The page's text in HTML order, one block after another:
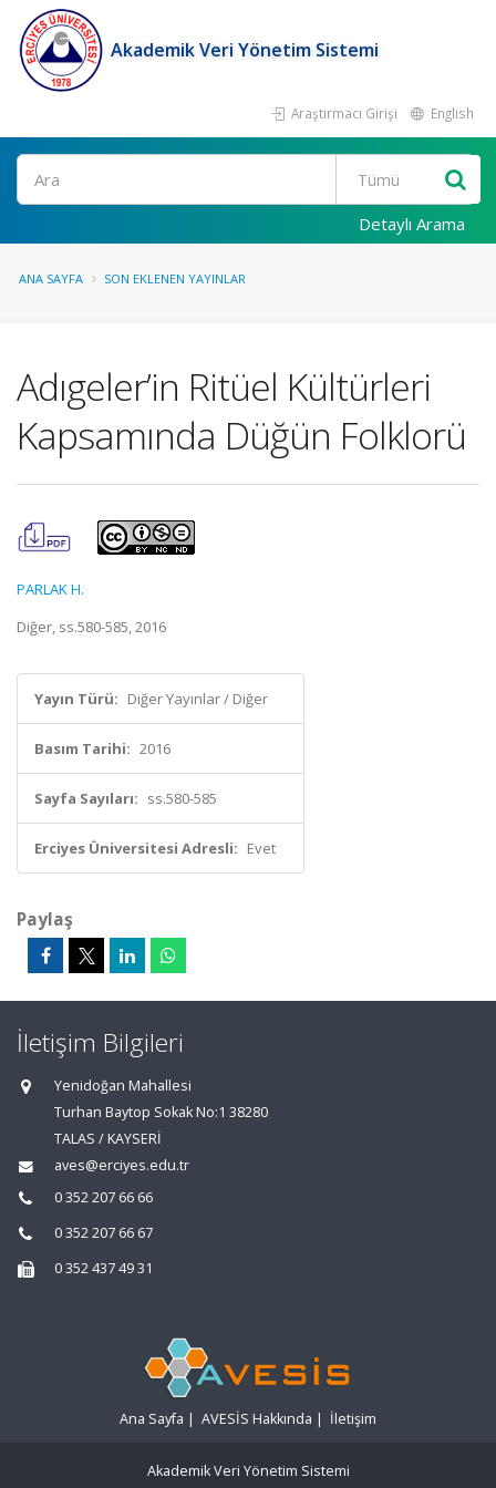
Akademik Veri Yönetim Sistemi
Araştırmacı Girişi English
Ara
Detaylı Arama
ANA SAYFA SON EKLENEN YAYINLAR
Adıgeler’in Ritüel Kültürleri
Kapsamında Düğün Folklorü
PARLAK H.
Diğer, ss.580-585, 2016
Yayın Türü: Diğer Yayınlar / Diğer
Basım Tarihi: 2016
Sayfa Sayıları: ss.580-585
Erciyes Üniversitesi Adresli: Evet
Paylaş
İletişim Bilgileri
Yenidoğan Mahallesi
Turhan Baytop Sokak No:1 38280
TALAS / KAYSERİ
aves@erciyes.edu.tr
0 352 207 66 66
0 352 207 66 67
0 352 437 49 31
Ana Sayfa | AVESİS Hakkında | İletişim
Akademik Veri Yönetim Sistemi